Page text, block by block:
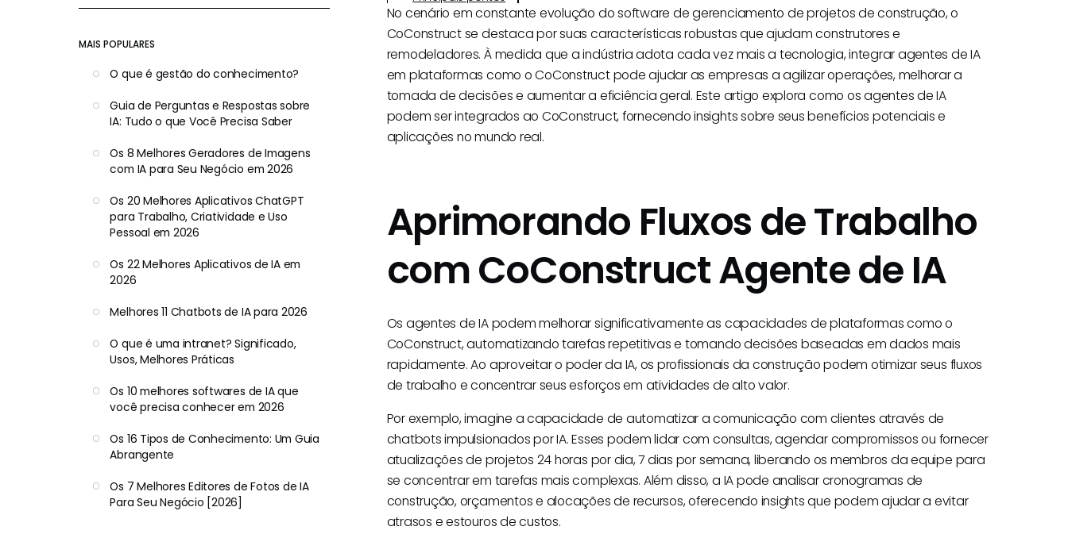
MAIS POPULARES
O que é gestão do conhecimento?
Guia de Perguntas e Respostas sobre
IA: Tudo o que Você Precisa Saber
Os 8 Melhores Geradores de Imagens
com IA para Seu Negócio em 2026
Os 20 Melhores Aplicativos ChatGPT
para Trabalho, Criatividade e Uso
Pessoal em 2026
Os 22 Melhores Aplicativos de IA em
2026
Melhores 11 Chatbots de IA para 2026
O que é uma intranet? Significado,
Usos, Melhores Práticas
Os 10 melhores softwares de IA que
você precisa conhecer em 2026
Os 16 Tipos de Conhecimento: Um Guia
Abrangente
Os 7 Melhores Editores de Fotos de IA
Para Seu Negócio [2026]
No cenário em constante evolução do software de gerenciamento de projetos de construção, o
CoConstruct se destaca por suas características robustas que ajudam construtores e
remodeladores. À medida que a indústria adota cada vez mais a tecnologia, integrar agentes de IA
em plataformas como o CoConstruct pode ajudar as empresas a agilizar operações, melhorar a
tomada de decisões e aumentar a eficiência geral. Este artigo explora como os agentes de IA
podem ser integrados ao CoConstruct, fornecendo insights sobre seus benefícios potenciais e
aplicações no mundo real.
Aprimorando Fluxos de Trabalho
com CoConstruct Agente de IA
Os agentes de IA podem melhorar significativamente as capacidades de plataformas como o
CoConstruct, automatizando tarefas repetitivas e tomando decisões baseadas em dados mais
rapidamente. Ao aproveitar o poder da IA, os profissionais da construção podem otimizar seus fluxos
de trabalho e concentrar seus esforços em atividades de alto valor.
Por exemplo, imagine a capacidade de automatizar a comunicação com clientes através de
chatbots impulsionados por IA. Esses podem lidar com consultas, agendar compromissos ou fornecer
atualizações de projetos 24 horas por dia, 7 dias por semana, liberando os membros da equipe para
se concentrar em tarefas mais complexas. Além disso, a IA pode analisar cronogramas de
construção, orçamentos e alocações de recursos, oferecendo insights que podem ajudar a evitar
atrasos e estouros de custos.